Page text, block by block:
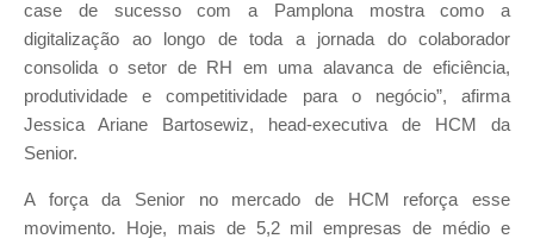
case de sucesso com a Pamplona mostra como a
digitalização ao longo de toda a jornada do colaborador
consolida o setor de RH em uma alavanca de eficiência,
produtividade e competitividade para o negócio”, afirma
Jessica Ariane Bartosewiz, head-executiva de HCM da
Senior.
A força da Senior no mercado de HCM reforça esse
movimento. Hoje, mais de 5,2 mil empresas de médio e